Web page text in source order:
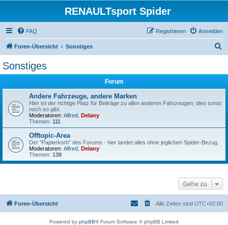
RENAULTsport Spider
FAQ Anmelden
Registrieren
Foren-Übersicht Sonstiges
Sonstiges
Forum
Andere Fahrzeuge, andere Marken
Hier ist der richtige Platz für Beiträge zu allen anderen Fahrzeugen, dies sonst
noch so gibt.
Moderatoren: Alfred Delany
Themen: 111
Offtopic-Area
Der "Papierkorb" des Forums - hier landet alles ohne jeglichen Spider-Bezug.
Moderatoren: Alfred Delany
Themen: 139
Gehe zu
Foren-Übersicht Alle Zeiten sind UTC+02:00
Powered by phpBB® Forum Software © phpBB Limited